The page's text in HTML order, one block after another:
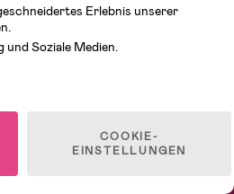
53,99 €
Erlebnis unserer
Soziale Medien.
COOKIE-
EINSTELLUNGEN